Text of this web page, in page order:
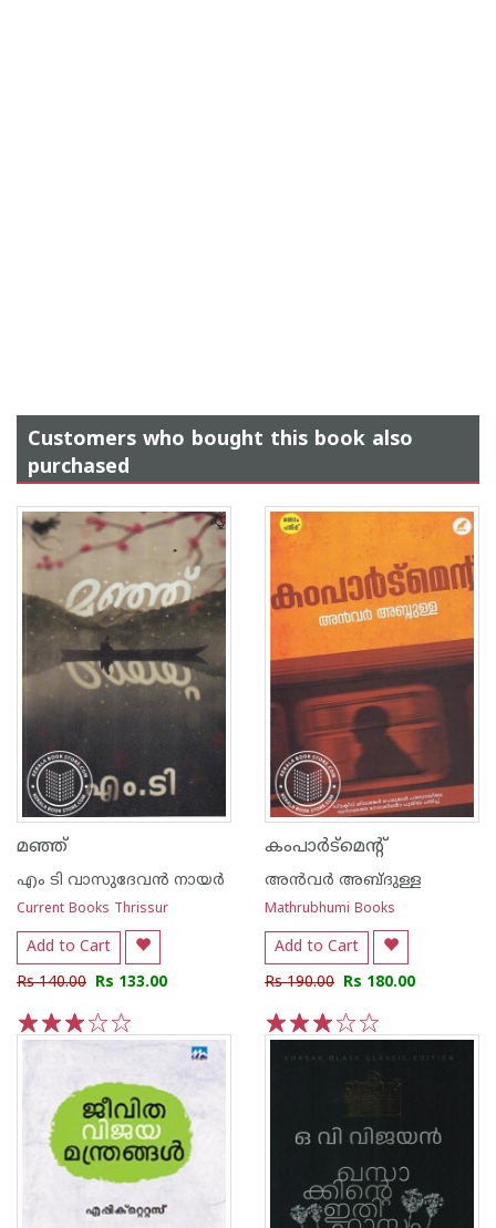
Customers who bought this book also
purchased
മഞ്ഞ്
എം ടി വാസുദേവന്‍ നായര്‍
Current Books Thrissur
Add to Cart
Rs 140.00 Rs 133.00
5
4
3
2
1
കംപാര്‍ട്‌മെന്റ്
അന്‍വര്‍ അബ്ദുള്ള
Mathrubhumi Books
Add to Cart
Rs 190.00 Rs 180.00
5
4
3
2
1